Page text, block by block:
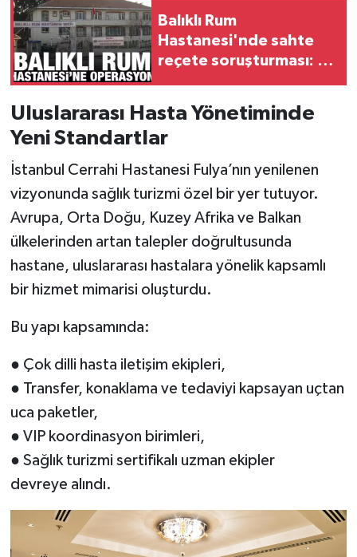
Balıklı Rum
Hastanesi'nde sahte
reçete soruşturması: 6
Uluslararası Hasta Yönetiminde
Yeni Standartlar
İstanbul Cerrahi Hastanesi Fulya’nın yenilenen
vizyonunda sağlık turizmi özel bir yer tutuyor.
Avrupa, Orta Doğu, Kuzey Afrika ve Balkan
ülkelerinden artan talepler doğrultusunda
hastane, uluslararası hastalara yönelik kapsamlı
bir hizmet mimarisi oluşturdu.
Bu yapı kapsamında:
● Çok dilli hasta iletişim ekipleri,
● Transfer, konaklama ve tedaviyi kapsayan uçtan
uca paketler,
● VIP koordinasyon birimleri,
● Sağlık turizmi sertifikalı uzman ekipler
devreye alındı.